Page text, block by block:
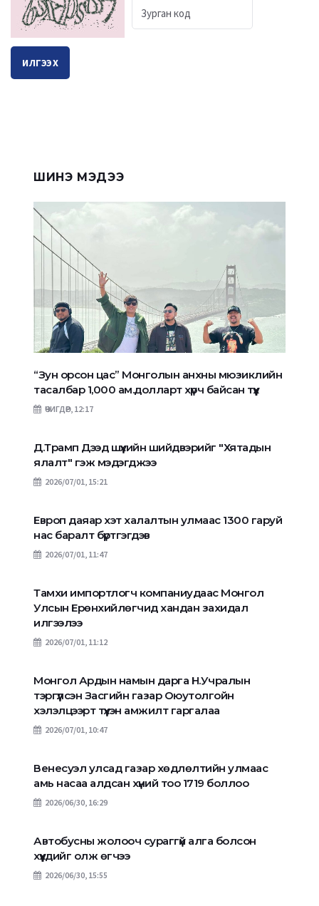
ИЛГЭЭХ
ШИНЭ МЭДЭЭ
“Зун орсон цас” Монголын анхны мюзиклийн
тасалбар 1,000 ам.долларт хүрч байсан түүх
ӨЧИГДӨР, 12:17
Д.Трамп Дээд шүүхийн шийдвэрийг "Хятадын
ялалт" гэж мэдэгджээ
2026/07/01, 15:21
Европ даяар хэт халалтын улмаас 1300 гаруй
нас баралт бүртгэгдэв
2026/07/01, 11:47
Тамхи импортлогч компаниудаас Монгол
Улсын Ерөнхийлөгчид хандан захидал
илгээлээ
2026/07/01, 11:12
Монгол Ардын намын дарга Н.Учралын
тэргүүлсэн Засгийн газар Оюутолгойн
хэлэлцээрт түүхэн амжилт гаргалаа
2026/07/01, 10:47
Венесуэл улсад газар хөдлөлтийн улмаас
амь насаа алдсан хүний тоо 1719 боллоо
2026/06/30, 16:29
Автобусны жолооч сураггүй алга болсон
хүүхдийг олж өгчээ
2026/06/30, 15:55